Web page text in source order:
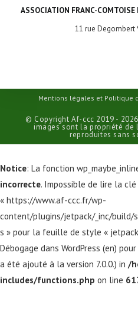
ASSOCIATION FRANC-
11 rue Degombert
Mentions légales et Politique
© Copyright Af-ccc 2019 -
images sont la propriété de
reproduites sans
Notice: La fonction
incorrecte. Impossible de lire la
« https://www.af-ccc.fr/wp-
content/plugins/jetpack/_inc/build/
s » pour la feuille de style «
Débogage dans WordPress (en)
a été ajouté à la version 7.0.0.) in /
includes/functions.php on line